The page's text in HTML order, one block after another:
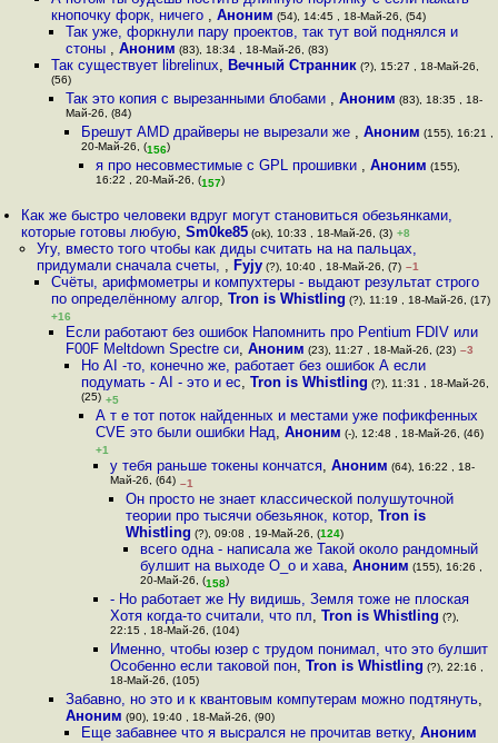
кнопочку форк, ничего , Аноним (54), 14:45 , 18-Май-26, (54)
Так уже, форкнули пару проектов, так тут вой поднялся и
стоны ,Аноним (83), 18:34 , 18-Май-26, (83)
Так существует librelinux, Вечный Странник(?), 15:27 , 18-Май-26,
(56)
Так это копия с вырезанными блобами ,Аноним (83), 18:35 , 18-
Май-26, (84)
Брешут AMD драйверы не вырезали же , Аноним (155), 16:21 ,
20-Май-26, (156)
я про несовместимые с GPL прошивки , Аноним (155),
16:22 , 20-Май-26, (157)
Как же быстро человеки вдруг могут становиться обезьянками,
которые готовы любую,Sm0ke85 (ok), 10:33 , 18-Май-26, (3) +8
Угу, вместо того чтобы как диды считать на на пальцах,
придумали сначала счеты, , Fyjy(?), 10:40 , 18-Май-26, (7) –1
Счёты, арифмометры и компухтеры - выдают результат строго
по определённому алгор, Tron is Whistling (?), 11:19 , 18-Май-26, (17)
+16
Если работают без ошибок Напомнить про Pentium FDIV или
F00F Meltdown Spectre си,Аноним (23), 11:27 , 18-Май-26, (23) –3
Но AI -то, конечно же, работает без ошибок А если
подумать - AI - это и ес, Tron is Whistling (?), 11:31 , 18-Май-26,
(25) +5
А т е тот поток найденных и местами уже пофикфенных
CVE это были ошибки Над, Аноним (-), 12:48 , 18-Май-26, (46)
+1
у тебя раньше токены кончатся,Аноним (64), 16:22 , 18-
Май-26, (64) –1
Он просто не знает классической полушуточной
теории про тысячи обезьянок, котор, Tron is
Whistling (?), 09:08 , 19-Май-26, (124)
всего одна - написала же Такой около рандомный
булшит на выходе O_o и хава, Аноним (155), 16:26 ,
20-Май-26, (158)
- Но работает же Ну видишь, Земля тоже не плоская
Хотя когда-то считали, что пл,Tron is Whistling (?),
22:15 , 18-Май-26, (104)
Именно, чтобы юзер с трудом понимал, что это булшит
Особенно если таковой пон,Tron is Whistling (?), 22:16 ,
18-Май-26, (105)
Забавно, но это и к квантовым компутерам можно подтянуть,
Аноним (90), 19:40 , 18-Май-26, (90)
Еще забавнее что я высрался не прочитав ветку, Аноним